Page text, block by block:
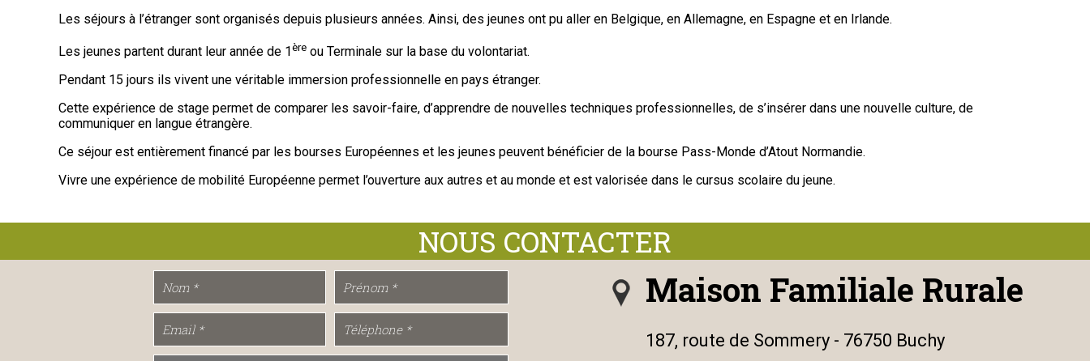
Les séjours à l’étranger sont organisés depuis plusieurs années. Ainsi, des jeunes ont pu aller en Belgique, en Allemagne, en Espagne et en Irlande.
Les jeunes partent durant leur année de 1ère ou Terminale sur la base du volontariat.
Pendant 15 jours ils vivent une véritable immersion professionnelle en pays étranger.
Cette expérience de stage permet de comparer les savoir-faire, d’apprendre de nouvelles techniques professionnelles, de s’insérer dans une nouvelle culture, de
communiquer en langue étrangère.
Ce séjour est entièrement financé par les bourses Européennes et les jeunes peuvent bénéficier de la bourse Pass-Monde d’Atout Normandie.
Vivre une expérience de mobilité Européenne permet l’ouverture aux autres et au monde et est valorisée dans le cursus scolaire du jeune.
Maison Familiale Rurale
187, route de Sommery - 76750 Buchy